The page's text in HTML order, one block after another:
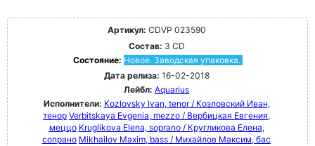
Артикул: CDVP 023590
Состав: 3 CD
Состояние: Новое. Заводская упаковка.
Дата релиза: 16-02-2018
Лейбл: Aquarius
Исполнители: Kozlovsky Ivan, tenor / Козловский Иван,
тенор Verbitskaya Evgenia, mezzo / Вербицкая Евгения,
меццо Kruglikova Elena, soprano / Кругликова Елена,
сопрано Mikhailov Maxim, bass / Михайлов Максим, бас